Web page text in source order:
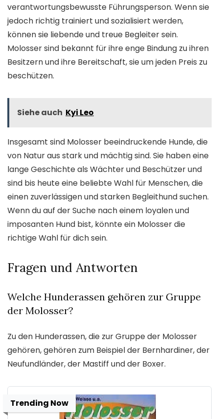
verantwortungsbewusste Führungsperson. Wenn sie
jedoch richtig trainiert und sozialisiert werden,
können sie liebende und treue Begleiter sein.
Molosser sind bekannt für ihre enge Bindung zu ihren
Besitzern und ihre Bereitschaft, sie um jeden Preis zu
beschützen.
Siehe auch Kyi Leo
Insgesamt sind Molosser beeindruckende Hunde, die
von Natur aus stark und mächtig sind. Sie haben eine
lange Geschichte als Wächter und Beschützer und
sind bis heute eine beliebte Wahl für Menschen, die
einen zuverlässigen und starken Begleithund suchen.
Wenn du auf der Suche nach einem loyalen und
imposanten Hund bist, könnte ein Molosser die
richtige Wahl für dich sein.
Fragen und Antworten
Welche Hunderassen gehören zur Gruppe
der Molosser?
Zu den Hunderassen, die zur Gruppe der Molosser
gehören, gehören zum Beispiel der Bernhardiner, der
Neufundländer, der Mastiff und der Boxer.
Trending Now